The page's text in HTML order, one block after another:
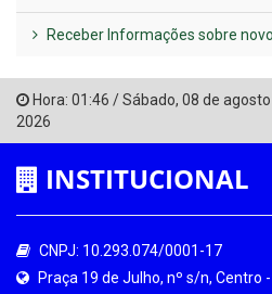
Receber Informações sobre
Hora: 01:46 /Sábado, 08 de
2026
INSTITUCIONAL
CNPJ: 10.293.074/0001-17
Praça 19 de Julho, nº s/n, Centro